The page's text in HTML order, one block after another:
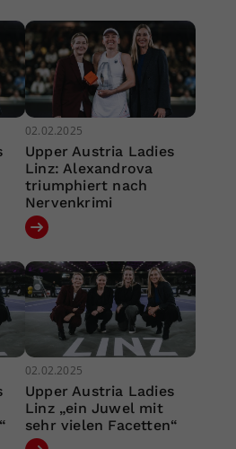
02.02.2025
Upper Austria Ladies
Linz: Alexandrova
triumphiert nach
Nervenkrimi
02.02.2025
Upper Austria Ladies
Linz „ein Juwel mit
sehr vielen Facetten“